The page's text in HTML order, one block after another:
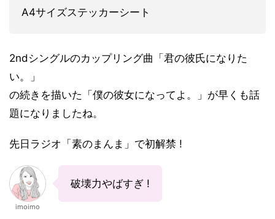
A4サイズステッカーシート
2ndシングルのカップリング曲「君の彼氏になりた
い。」
の続きを描いた「僕の彼女になってよ。」が早くも話
題になりましたね。
先日ラジオ「素のまんま」で初解禁 !
imoimo
破壊力やばすぎ !